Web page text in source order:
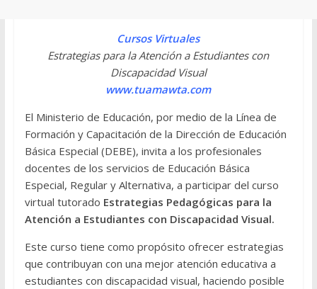
Cursos Virtuales
Estrategias para la Atención a Estudiantes con
Discapacidad Visual
www.tuamawta.com
El Ministerio de Educación, por medio de la Línea de
Formación y Capacitación de la Dirección de Educación
Básica Especial (DEBE), invita a los profesionales
docentes de los servicios de Educación Básica
Especial, Regular y Alternativa, a participar del curso
virtual tutorado Estrategias Pedagógicas para la
Atención a Estudiantes con Discapacidad Visual.
Este curso tiene como propósito ofrecer estrategias
que contribuyan con una mejor atención educativa a
estudiantes con discapacidad visual, haciendo posible